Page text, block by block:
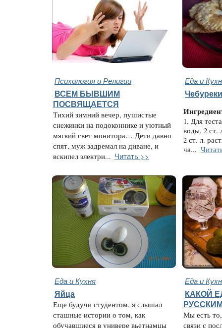
Психология и Религии Еда и
ВСЕМ БЫВШИМ
ПОСВЯЩАЕТСЯ
Тихий зимний вечер, пушистые
снежинки на подоконнике и уютный
мягкий свет монитора… Дети давно
спят, муж задремал на диване, и
вскипел электри... Читать >>
1. Для
воды, 2 ст.
2 ст. л.
ча...
Еда и Кухня Еда и
Яйца
Еще будучи студентом, я слышал
сташные истории о том, как
обучавшиеся в универе вьетнамцы
КАКОЙ
Мы есть
связи с